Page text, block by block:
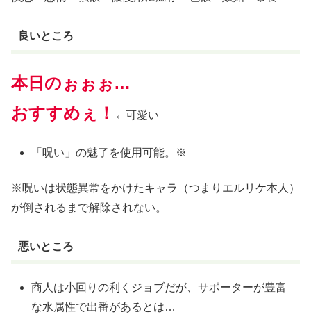
良いところ
本日のぉぉぉ…
おすすめぇ！
←可愛い
「呪い」の魅了を使用可能。※
※呪いは状態異常をかけたキャラ（つまりエルリケ本人）
が倒されるまで解除されない。
悪いところ
商人は小回りの利くジョブだが、サポーターが豊富
な水属性で出番があるとは…